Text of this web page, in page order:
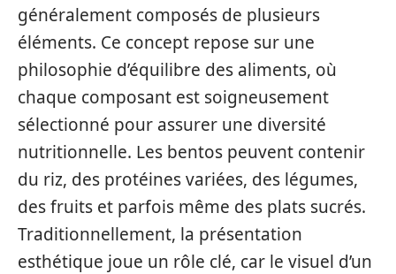
généralement composés de plusieurs
éléments. Ce concept repose sur une
philosophie d’équilibre des aliments, où
chaque composant est soigneusement
sélectionné pour assurer une diversité
nutritionnelle. Les bentos peuvent contenir
du riz, des protéines variées, des légumes,
des fruits et parfois même des plats sucrés.
Traditionnellement, la présentation
esthétique joue un rôle clé, car le visuel d’un